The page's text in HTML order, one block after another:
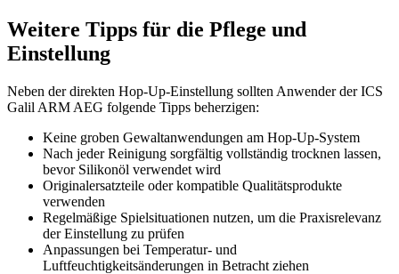
Weitere Tipps für die Pflege und
Einstellung
Neben der direkten Hop-Up-Einstellung sollten Anwender der ICS
Galil ARM AEG folgende Tipps beherzigen:
Keine groben Gewaltanwendungen am Hop-Up-System
Nach jeder Reinigung sorgfältig vollständig trocknen lassen,
bevor Silikonöl verwendet wird
Originalersatzteile oder kompatible Qualitätsprodukte
verwenden
Regelmäßige Spielsituationen nutzen, um die Praxisrelevanz
der Einstellung zu prüfen
Anpassungen bei Temperatur- und
Luftfeuchtigkeitsänderungen in Betracht ziehen